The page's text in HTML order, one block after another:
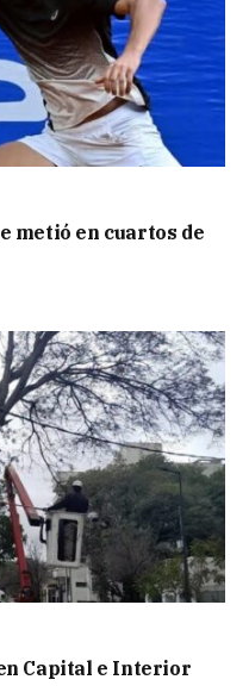
metió en cuartos de
Capital e Interior